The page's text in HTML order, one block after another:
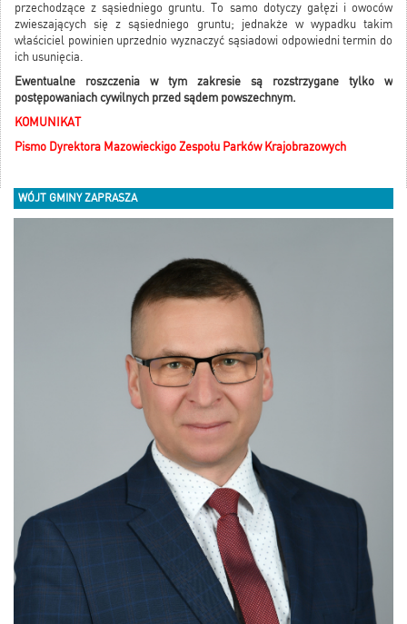
przechodzące z sąsiedniego gruntu. To samo dotyczy gałęzi i owoców
zwieszających się z sąsiedniego gruntu; jednakże w wypadku takim
właściciel powinien uprzednio wyznaczyć sąsiadowi odpowiedni termin do
ich usunięcia.
Ewentualne roszczenia w tym zakresie są rozstrzygane tylko w
postępowaniach cywilnych przed sądem powszechnym.
KOMUNIKAT
Pismo Dyrektora Mazowieckigo Zespołu Parków Krajobrazowych
WÓJT GMINY ZAPRASZA